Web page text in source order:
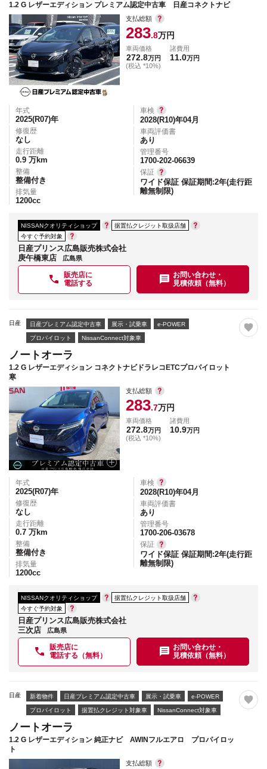
1.2 G レザーエディション プレミアム認定中古車 日産コネクトナビ
支払総額
283.8万円
車両価格
272.8万円
(税込 *10%)
諸費用
11.0万円
年式
2025(R07)年
修復歴
なし
走行距離
0.9 万km
整備
整備付き
排気量
1200cc
車検
2028(R10)年04月
車両評価書
あり
管理番号
1700-202-06639
保証
ワイド保証 保証期間:2年(走行距
離無制限)
NISSANクオリティショップ
据置払クレジット取扱店舗
今すぐ予約対象
日産プリンス広島販売株式会社
庚午橋東店
広島県
販売店に
電話する
お問い合わせ・
見積依頼（無料）
日産 日産プレミアム認定中古車 展示・試乗車 e-POWER
プロパイロット NissanConnect対象車
ノートオーラ
1.2 G レザーエディション コネクトナビドラレコETCプロパイロット
寒
支払総額
283.7万円
車両価格
272.8万円
(税込 *10%)
諸費用
10.9万円
年式
2025(R07)年
修復歴
なし
走行距離
0.7 万km
整備
整備付き
排気量
1200cc
車検
2028(R10)年04月
車両評価書
あり
管理番号
1700-206-03678
保証
ワイド保証 保証期間:2年(走行距
離無制限)
NISSANクオリティショップ
据置払クレジット取扱店舗
今すぐ予約対象
日産プリンス広島販売株式会社
三次店
広島県
販売店に
電話する（無料）
お問い合わせ・
見積依頼（無料）
日産 新着物件 日産プレミアム認定中古車 展示・試乗車 e-POWER
プロパイロット 据置払クレジット対象車 NissanConnect対象車
ノートオーラ
1.2 G レザーエディション 純正ナビ AWINフルエアロ プロパイロッ
ト
支払総額